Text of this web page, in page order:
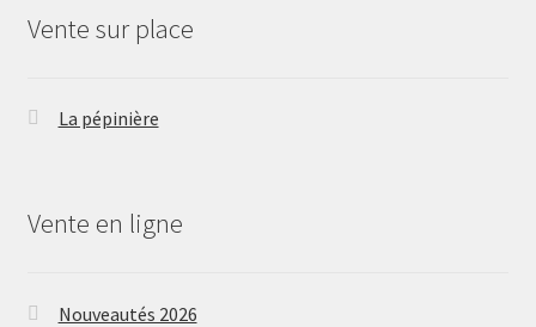
Vente sur place
La pépinière
Vente en ligne
Nouveautés 2026